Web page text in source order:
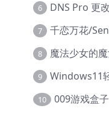
6
7
8
9
10 009游戏盒子